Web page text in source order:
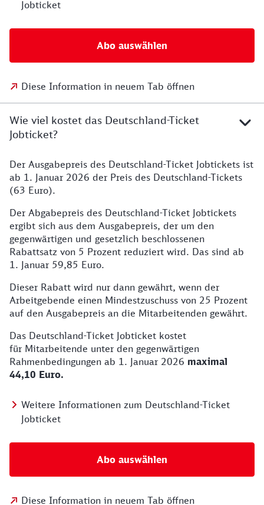
Jobticket
Abo auswählen
Diese Information in neuem Tab öffnen
Wie viel kostet das Deutschland-Ticket
Jobticket?
Der Ausgabepreis des Deutschland-Ticket Jobtickets ist
ab 1. Januar 2026 der Preis des Deutschland-Tickets
(63 Euro).
Der Abgabepreis des Deutschland-Ticket Jobtickets
ergibt sich aus dem Ausgabepreis, der um den
gegenwärtigen und gesetzlich beschlossenen
Rabattsatz von 5 Prozent reduziert wird. Das sind ab
1. Januar 59,85 Euro.
Dieser Rabatt wird nur dann gewährt, wenn der
Arbeitgebende einen Mindestzuschuss von 25 Prozent
auf den Ausgabepreis an die Mitarbeitenden gewährt.
Das Deutschland-Ticket Jobticket kostet
für Mitarbeitende unter den gegenwärtigen
Rahmenbedingungen ab 1. Januar 2026 maximal
44,10 Euro.
Weitere Informationen zum Deutschland-Ticket
Jobticket
Abo auswählen
Diese Information in neuem Tab öffnen